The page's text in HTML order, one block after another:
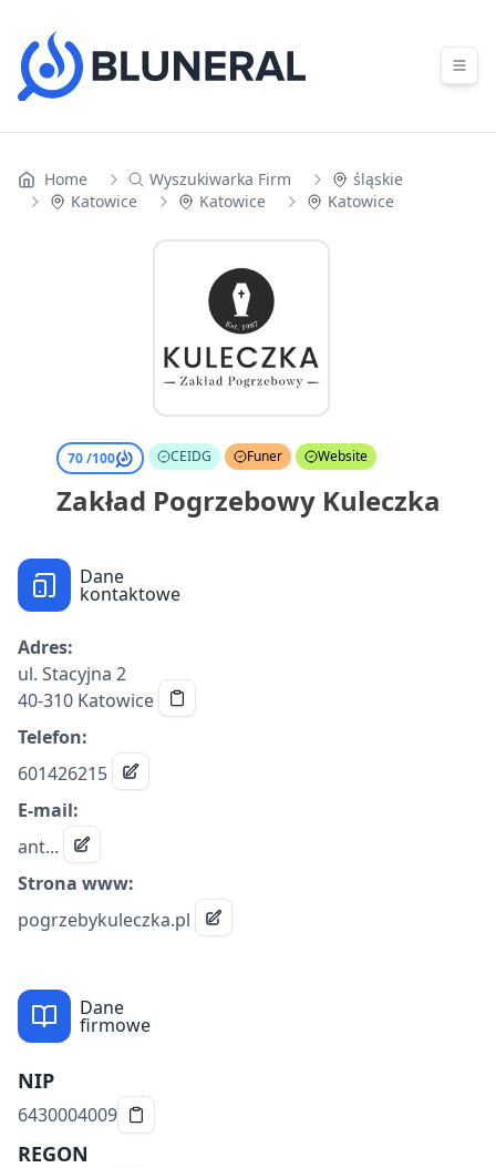
Home Wyszukiwarka Firm
śląskie
Katowice
Katowice Katowice
70 /100 CEIDG Funer Website
Zakład Pogrzebowy Kuleczka
Dane
kontaktowe
Adres:
ul. Stacyjna 2
40-310 Katowice
Telefon:
601426215
E-mail:
ant...
Strona www:
pogrzebykuleczka.pl
Dane
firmowe
NIP
6430004009
REGON